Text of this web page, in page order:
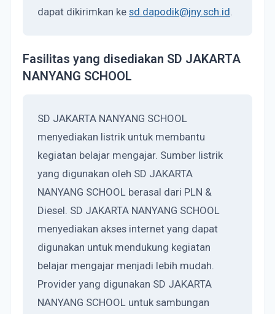
dapat dikirimkan ke sd.dapodik@jny.sch.id.
Fasilitas yang disediakan SD JAKARTA
NANYANG SCHOOL
SD JAKARTA NANYANG SCHOOL
menyediakan listrik untuk membantu
kegiatan belajar mengajar. Sumber listrik
yang digunakan oleh SD JAKARTA
NANYANG SCHOOL berasal dari PLN &
Diesel. SD JAKARTA NANYANG SCHOOL
menyediakan akses internet yang dapat
digunakan untuk mendukung kegiatan
belajar mengajar menjadi lebih mudah.
Provider yang digunakan SD JAKARTA
NANYANG SCHOOL untuk sambungan